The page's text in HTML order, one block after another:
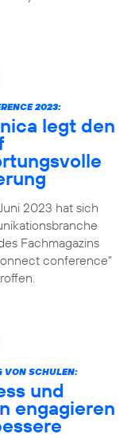
2023:
legt den
2023 hat sich
Fachmagazins
conference“
VON SCHULEN:
und
engagieren